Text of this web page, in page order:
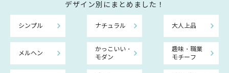
デザイン別にまとめました！
シンプル ナチュラル 大人上品
メルヘン
かっこいい・
モダン
趣味・職業
モチーフ